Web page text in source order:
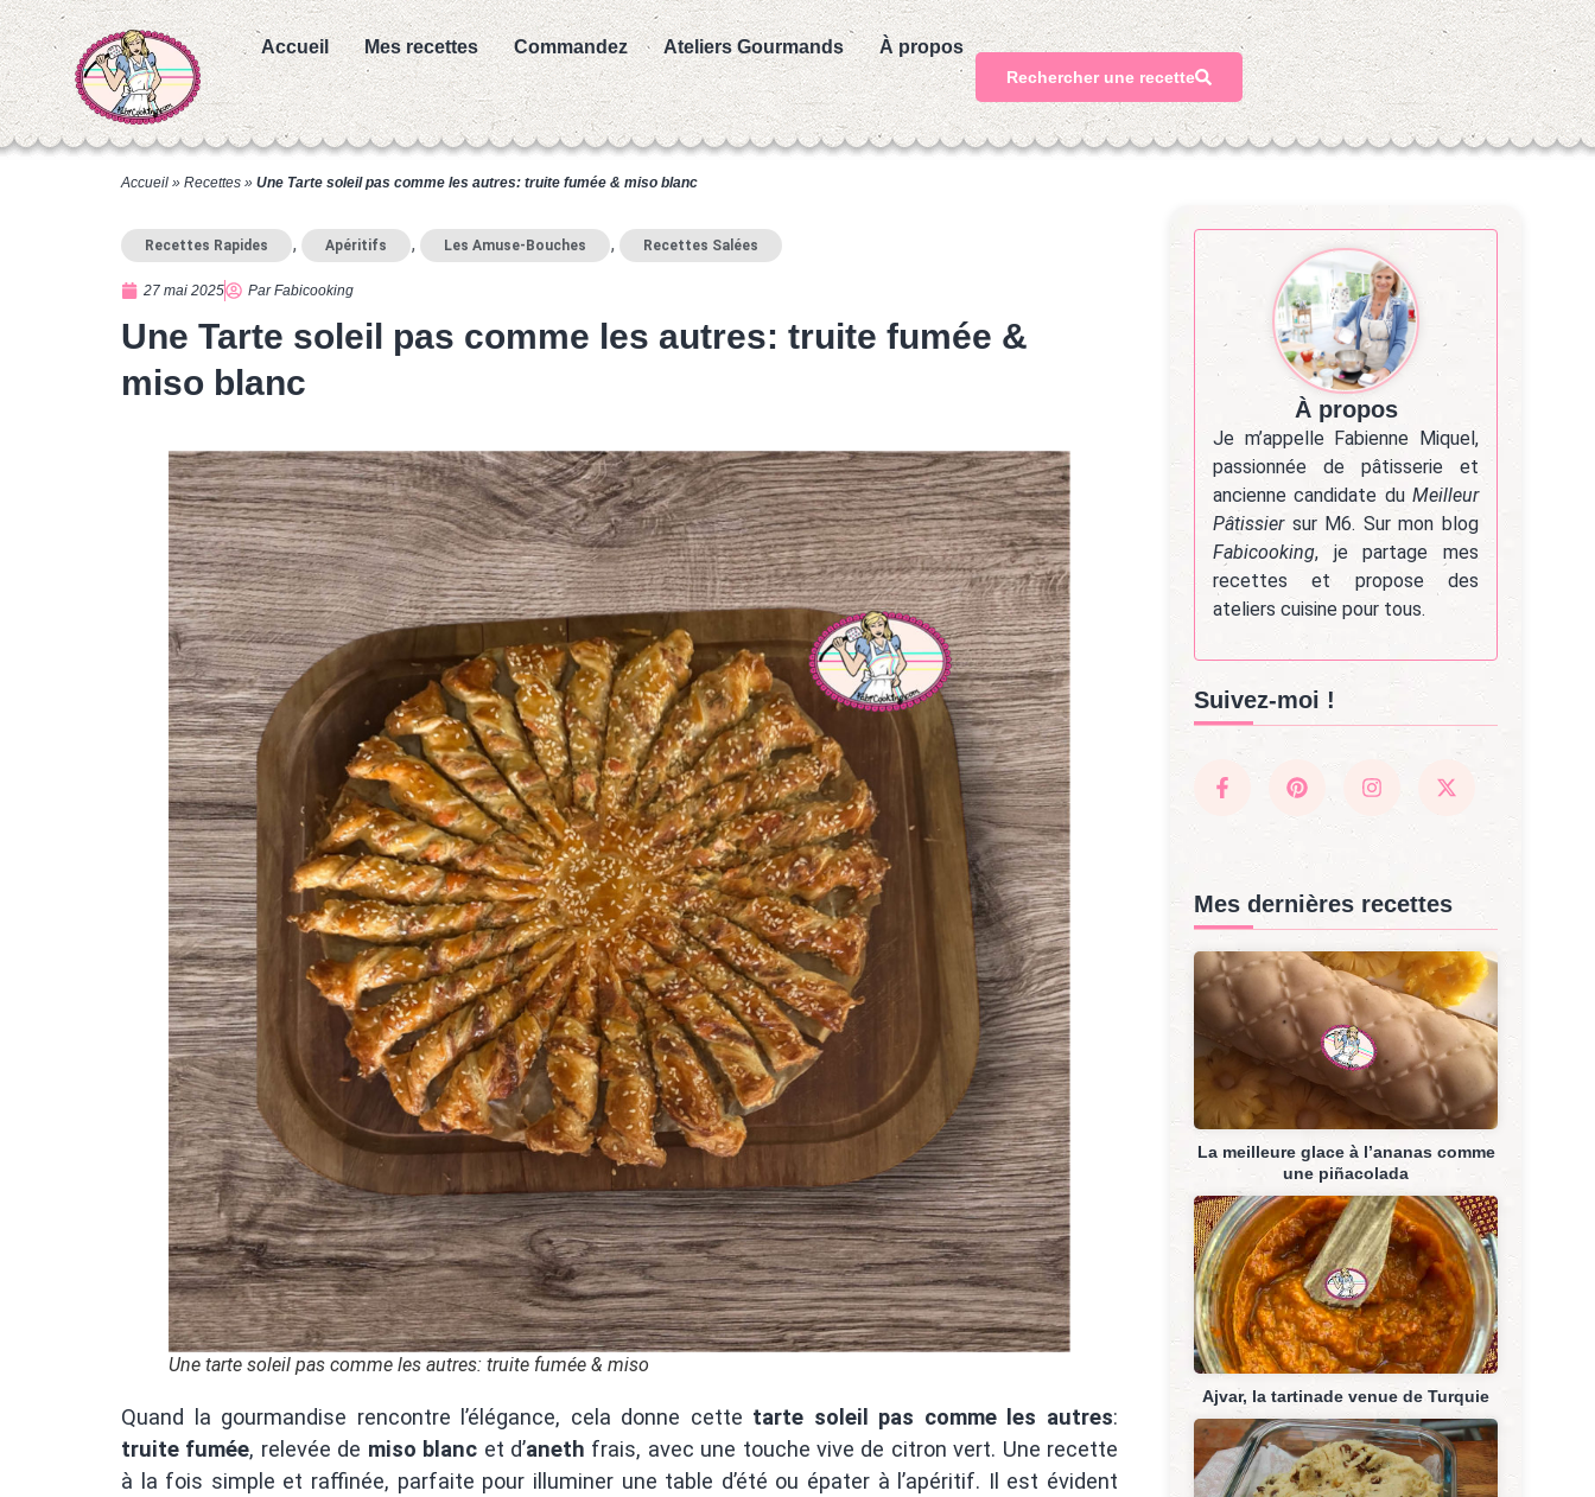
Accueil Mes recettes Commandez Ateliers Gourmands À propos
Rechercher une recette
Accueil » Recettes » Une Tarte soleil pas comme les autres: truite fumée & miso blanc
Recettes Rapides , Apéritifs , Les Amuse-Bouches , Recettes Salées
27 mai 2025 ParFabicooking
Une Tarte soleil pas comme les autres: truite fumée &
miso blanc
Une tarte soleil pas comme les autres: truite fumée & miso
Quand la gourmandise rencontre l’élégance, cela donne cette tarte soleil pas comme les autres:
truite fumée, relevée de miso blanc et d’aneth frais, avec une touche vive de citron vert. Une recette
à la fois simple et raffinée, parfaite pour illuminer une table d’été ou épater à l’apéritif. Il est évident
À propos
Je m’appelle Fabienne Miquel,
passionnée de pâtisserie et
ancienne candidate du Meilleur
Pâtissiersur M6. Sur mon blog
Fabicooking, je partage mes
recettes et propose des
ateliers cuisine pour tous.
Suivez-moi !
Mes dernières recettes
La meilleure glace à l’ananas comme
une piñacolada
Ajvar, la tartinade venue de Turquie